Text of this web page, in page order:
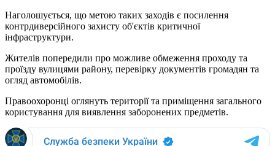
Наголошується, що метою таких заходів є посилення
контрдиверсійного захисту об'єктів критичної
інфраструктури.
Жителів попередили про можливе обмеження проходу та
проїзду вулицями району, перевірку документів громадян та
огляд автомобілів.
Правоохоронці оглянуть території та приміщення загального
користування для виявлення заборонених предметів.